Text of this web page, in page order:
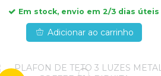
Em stock, envio em 2/3 dias úteis
Adicionar ao carrinho